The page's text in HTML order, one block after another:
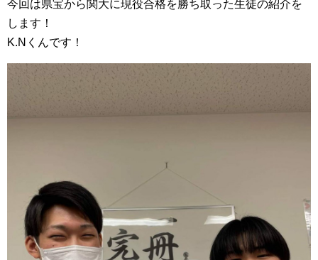
今回は県宝から関大に現役合格を勝ち取った生徒の紹介を
します！
K.Nくんです！